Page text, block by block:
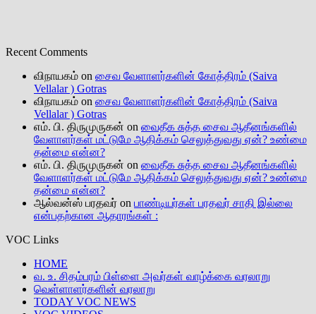
Recent Comments
விநாயகம் on சைவ வேளாளர்களின் கோத்திரம் (Saiva
Vellalar ) Gotras
விநாயகம் on சைவ வேளாளர்களின் கோத்திரம் (Saiva
Vellalar ) Gotras
எம். பி. திருமுருகன் on வைதீக சுத்த சைவ ஆதீனங்களில்
வேளாளர்கள் மட்டுமே ஆதிக்கம் செலுத்துவது ஏன்? உண்மை
தன்மை என்ன?
எம். பி. திருமுருகன் on வைதீக சுத்த சைவ ஆதீனங்களில்
வேளாளர்கள் மட்டுமே ஆதிக்கம் செலுத்துவது ஏன்? உண்மை
தன்மை என்ன?
ஆல்வன்ஸ் பரதவர் on பாண்டியர்கள் பரதவர் சாதி இல்லை
என்பதற்கான ஆதாரங்கள் :
VOC Links
HOME
வ. உ. சிதம்பரம் பிள்ளை அவர்கள் வாழ்க்கை வரலாறு
வெள்ளாளர்களின் வரலாறு
TODAY VOC NEWS